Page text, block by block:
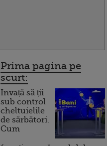
Prima pagina pe
scurt:
Invață să ții
sub control
cheltuielile
de sărbători.
Cum